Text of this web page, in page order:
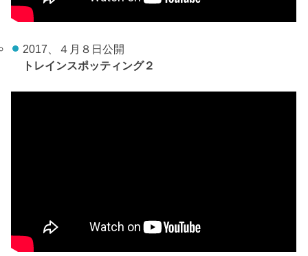
2017、４月８日公開
トレインスポッティング２